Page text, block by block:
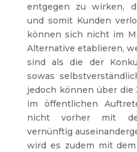
entgegen zu wirken,
und somit Kunden
können sich nicht im
Alternative etablieren,
sind als die der
sowas
jedoch können über
im öffentlichen
nicht vorher mit
vernünftig
wird es zudem mit